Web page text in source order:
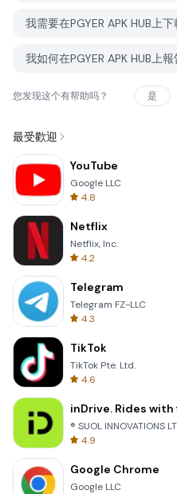
我如何在PGYER APK HUB上
您发现这个有帮助吗？ 是
最受歡迎
YouTube
Google LLC
4.8
Netflix
Netflix, Inc.
4.2
Telegram
Telegram FZ-LLC
4.3
TikTok
TikTok Pte. Ltd.
4.6
inDrive. Rides with
® SUOL INNOVATIONS
4.9
Google Chrome
Google LLC